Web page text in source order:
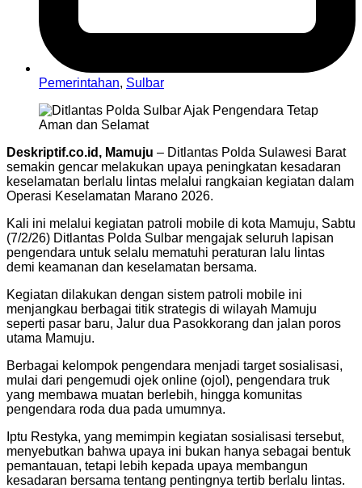
Pemerintahan, Sulbar
Deskriptif.co.id, Mamuju – Ditlantas Polda Sulawesi Barat
semakin gencar melakukan upaya peningkatan kesadaran
keselamatan berlalu lintas melalui rangkaian kegiatan dalam
Operasi Keselamatan Marano 2026.
Kali ini melalui kegiatan patroli mobile di kota Mamuju, Sabtu
(7/2/26) Ditlantas Polda Sulbar mengajak seluruh lapisan
pengendara untuk selalu mematuhi peraturan lalu lintas
demi keamanan dan keselamatan bersama.
Kegiatan dilakukan dengan sistem patroli mobile ini
menjangkau berbagai titik strategis di wilayah Mamuju
seperti pasar baru, Jalur dua Pasokkorang dan jalan poros
utama Mamuju.
Berbagai kelompok pengendara menjadi target sosialisasi,
mulai dari pengemudi ojek online (ojol), pengendara truk
yang membawa muatan berlebih, hingga komunitas
pengendara roda dua pada umumnya.
Iptu Restyka, yang memimpin kegiatan sosialisasi tersebut,
menyebutkan bahwa upaya ini bukan hanya sebagai bentuk
pemantauan, tetapi lebih kepada upaya membangun
kesadaran bersama tentang pentingnya tertib berlalu lintas.